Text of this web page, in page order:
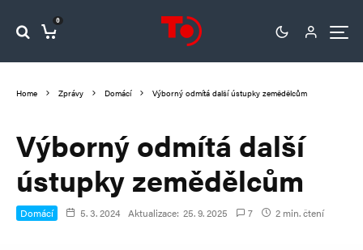
0
Home Zprávy Domácí Výborný odmítá další ústupky zemědělcům
Výborný odmítá další
ústupky zemědělcům
Domácí 5. 3. 2024 Aktualizace: 25. 9. 2025 7 2 min. čtení